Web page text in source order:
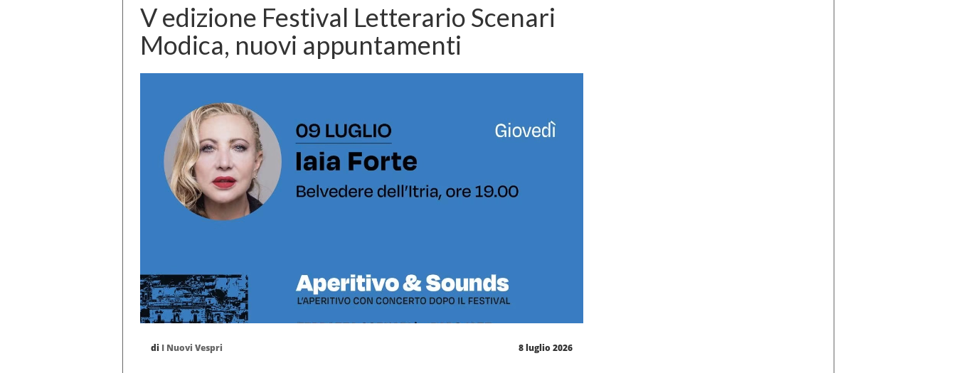
V edizione Festival Letterario Scenari
Modica, nuovi appuntamenti
di I Nuovi Vespri 8 luglio 2026